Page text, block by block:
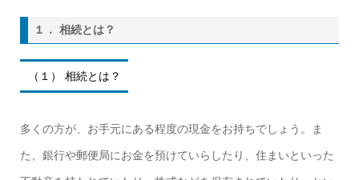
１． 相続とは？
（１） 相続とは？
多くの方が、お手元にある程度の現金をお持ちでしょう。ま
た、銀行や郵便局にお金を預けていらしたり、住まいといった